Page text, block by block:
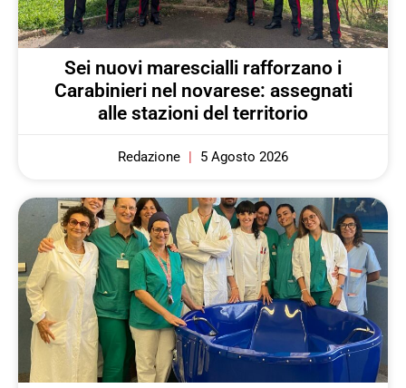
Sei nuovi marescialli rafforzano i
Carabinieri nel novarese: assegnati
alle stazioni del territorio
Redazione 5 Agosto 2026